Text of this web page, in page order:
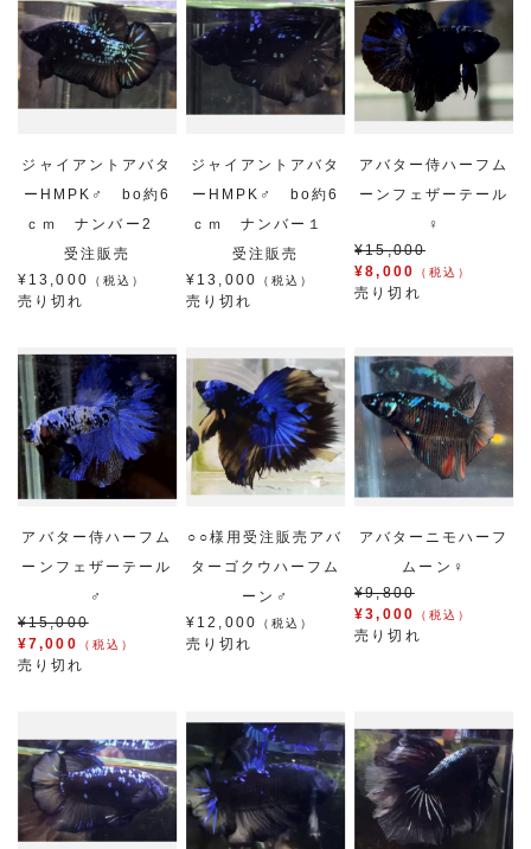
ジャイアントアバタ
ーHMPK♂ bo約6
ｃｍ ナンバー2
受注販売
¥13,000
（税込）
売り切れ
ジャイアントアバタ
ーHMPK♂ bo約6
ｃｍ ナンバー１
受注販売
¥13,000
（税込）
売り切れ
アバター侍ハーフム
ーンフェザーテール
♀
¥15,000
¥8,000
（税込）
売り切れ
アバター侍ハーフム
ーンフェザーテール
♂
¥15,000
¥7,000
（税込）
売り切れ
○○様用受注販売アバ
ターゴクウハーフム
ーン♂
¥12,000
（税込）
売り切れ
アバターニモハーフ
ムーン♀
¥9,800
¥3,000
（税込）
売り切れ